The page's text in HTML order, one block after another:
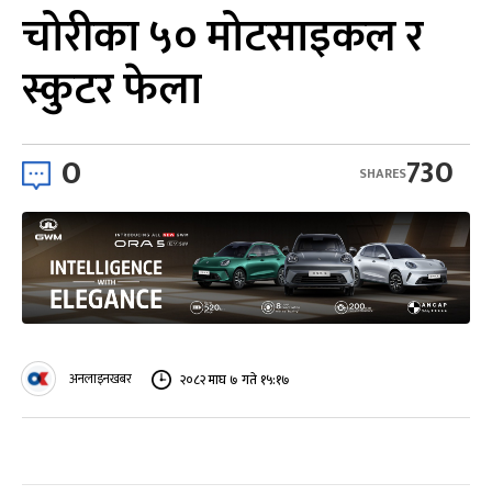
चोरीका ५० मोटसाइकल र
स्कुटर फेला
0 730
SHARES
अनलाइनखबर २०८२ माघ ७ गते १५:१७